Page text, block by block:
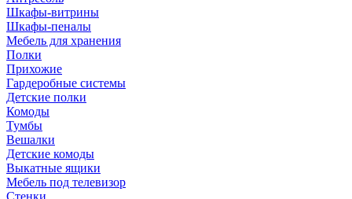
Шкафы-витрины
Шкафы-пеналы
Мебель для хранения
Полки
Прихожие
Гардеробные системы
Детские полки
Комоды
Тумбы
Вешалки
Детские комоды
Выкатные ящики
Мебель под телевизор
Стенки